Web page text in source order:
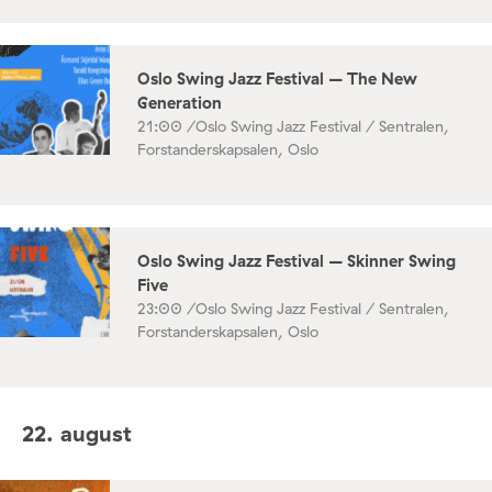
Oslo Swing Jazz Festival – The New
Generation
21:00 /Oslo Swing Jazz Festival / Sentralen,
Forstanderskapsalen, Oslo
Oslo Swing Jazz Festival – Skinner Swing
Five
23:00 /Oslo Swing Jazz Festival / Sentralen,
Forstanderskapsalen, Oslo
22. august